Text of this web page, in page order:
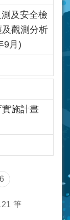
及安全檢
觀測分析
9月)
施計畫
6